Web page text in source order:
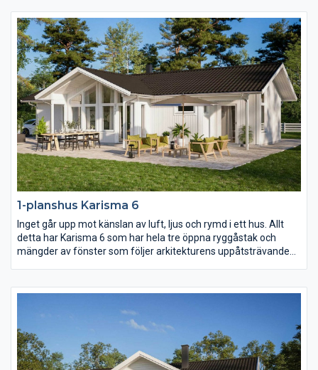
1-planshus Karisma 6
Inget går upp mot känslan av luft, ljus och rymd i ett hus. Allt
detta har Karisma 6 som har hela tre öppna ryggåstak och
mängder av fönster som följer arkitekturens uppåtsträvande